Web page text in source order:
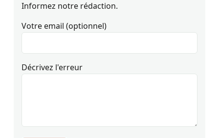
Informez notre rédaction.
Votre email (optionnel)
Décrivez l'erreur